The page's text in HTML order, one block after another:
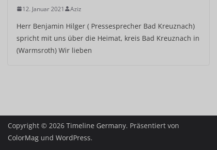
12. Januar 2021 Aziz
Herr Benjamin Hilger ( Pressesprecher Bad Kreuznach)
spricht mit uns über die Heimat, kreis Bad Kreuznach in
(Warmsroth) Wir lieben
Copyright © 2026 Timeline Germany. Präsentiert von
ColorMag und WordPress.